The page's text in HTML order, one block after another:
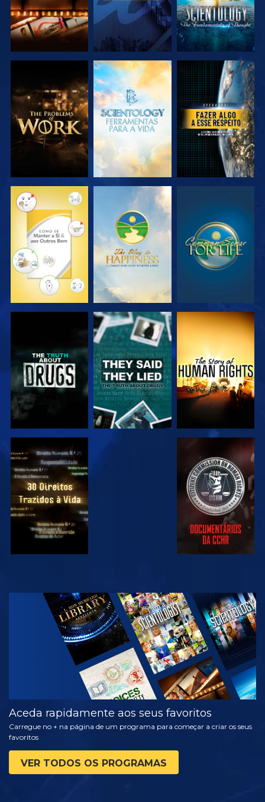
EXPLORAR A
SÉRIE
EXPLORAR A
SÉRIE
VER
VER VER VER
VER VER
VER VER
VER
EXPLORAR A
SÉRIE
Aceda rapidamente aos seus favoritos
Carregue no + na página de um programa para começar a criar os seus
favoritos
VER TODOS OS PROGRAMAS